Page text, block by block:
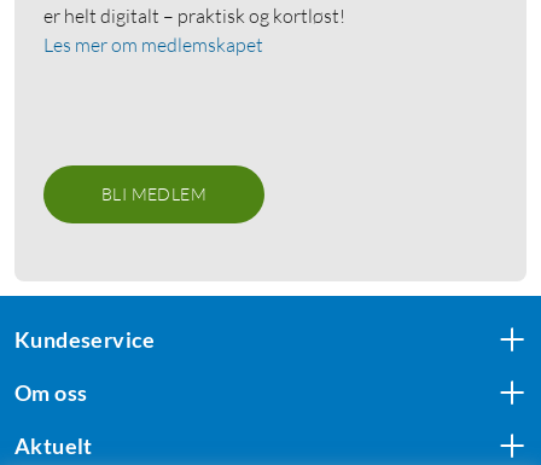
er helt digitalt – praktisk og kortløst!
Les mer om medlemskapet
BLI MEDLEM
Kundeservice
Om oss
Aktuelt